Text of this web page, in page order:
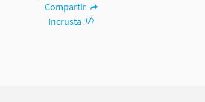
Compartir
Incrusta